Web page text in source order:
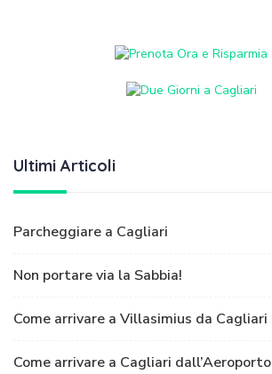
Ultimi Articoli
Parcheggiare a Cagliari
Non portare via la Sabbia!
Come arrivare a Villasimius da Cagliari
Come arrivare a Cagliari dall’Aeroporto